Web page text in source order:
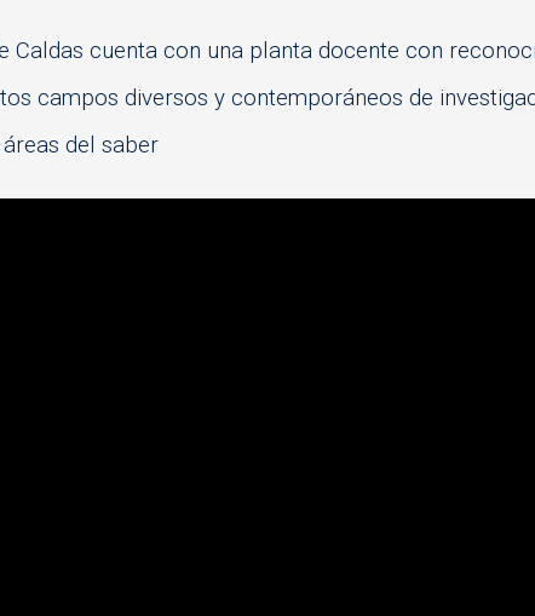
Caldas cuenta con una planta docente con
campos diversos y contemporáneos de
del saber